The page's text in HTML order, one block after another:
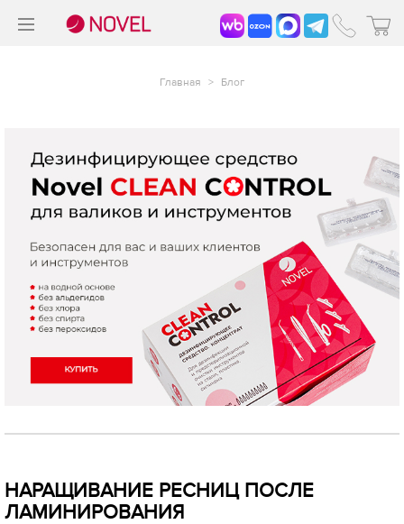
Главная > Блог
НАРАЩИВАНИЕ РЕСНИЦ ПОСЛЕ
ЛАМИНИРОВАНИЯ